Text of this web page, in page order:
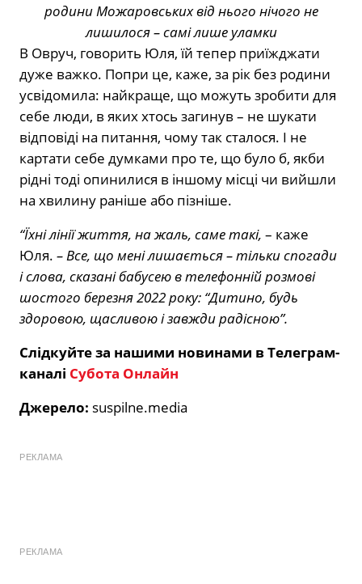
родини Можаровських від нього нічого не
лишилося – самі лише уламки
В Овруч, говорить Юля, їй тепер приїжджати
дуже важко. Попри це, каже, за рік без родини
усвідомила: найкраще, що можуть зробити для
себе люди, в яких хтось загинув – не шукати
відповіді на питання, чому так сталося. І не
картати себе думками про те, що було б, якби
рідні тоді опинилися в іншому місці чи вийшли
на хвилину раніше або пізніше.
“Їхні лінії життя, на жаль, саме такі, – каже
Юля. – Все, що мені лишається – тільки спогади
і слова, сказані бабусею в телефонній розмові
шостого березня 2022 року: “Дитино, будь
здоровою, щасливою і завжди радісною”.
Слідкуйте за нашими новинами в Телеграм-
каналі Субота Онлайн
Джерело: suspilne.media
РЕКЛАМА
РЕКЛАМА